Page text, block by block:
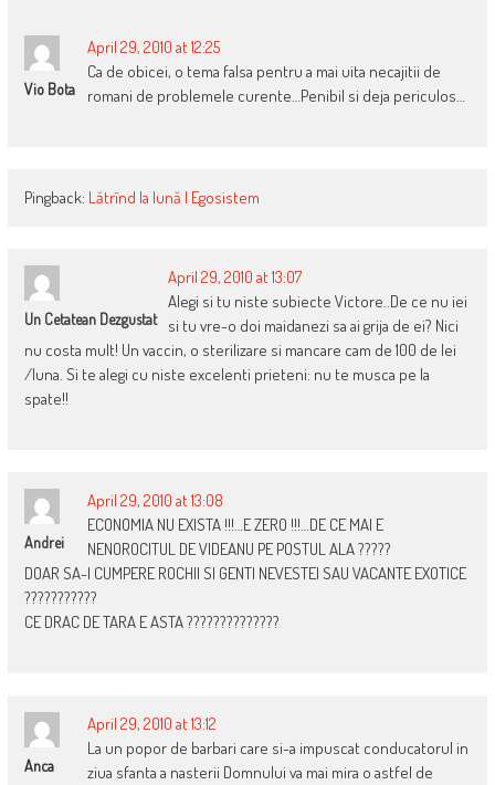
Vio Bota
April 29, 2010 at 12:25
Ca de obicei, o tema falsa pentru a mai uita necajitii de
romani de problemele curente…Penibil si deja periculos…
Pingback: Lătrînd la lună | Egosistem
Un Cetatean Dezgustat
April 29, 2010 at 13:07
Alegi si tu niste subiecte Victore..De ce nu iei
si tu vre-o doi maidanezi sa ai grija de ei? Nici
nu costa mult! Un vaccin, o sterilizare si mancare cam de 100 de lei
/luna. Si te alegi cu niste excelenti prieteni: nu te musca pe la
spate!!
Andrei
April 29, 2010 at 13:08
ECONOMIA NU EXISTA !!!…E ZERO !!!…DE CE MAI E
NENOROCITUL DE VIDEANU PE POSTUL ALA ?????
DOAR SA-I CUMPERE ROCHII SI GENTI NEVESTEI SAU VACANTE EXOTICE
???????????
CE DRAC DE TARA E ASTA ??????????????
Anca
April 29, 2010 at 13:12
La un popor de barbari care si-a impuscat conducatorul in
ziua sfanta a nasterii Domnului va mai mira o astfel de